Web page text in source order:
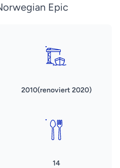
Epic
2010(renoviert 2020)
14